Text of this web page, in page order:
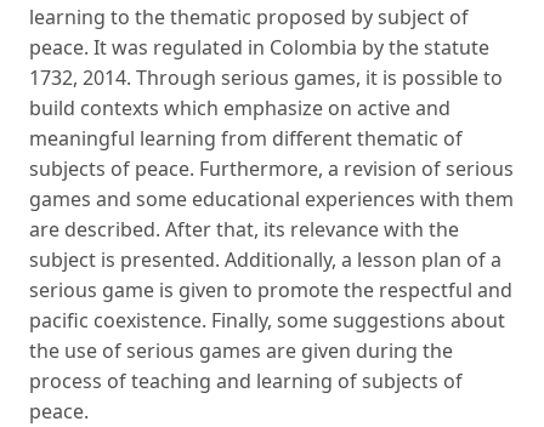
learning to the thematic proposed by subject of
peace. It was regulated in Colombia by the statute
1732, 2014. Through serious games, it is possible to
build contexts which emphasize on active and
meaningful learning from different thematic of
subjects of peace. Furthermore, a revision of serious
games and some educational experiences with them
are described. After that, its relevance with the
subject is presented. Additionally, a lesson plan of a
serious game is given to promote the respectful and
pacific coexistence. Finally, some suggestions about
the use of serious games are given during the
process of teaching and learning of subjects of
peace.